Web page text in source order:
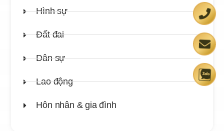
Hình sự
Đất đai
Dân sự
Lao động
Hôn nhân & gia đình